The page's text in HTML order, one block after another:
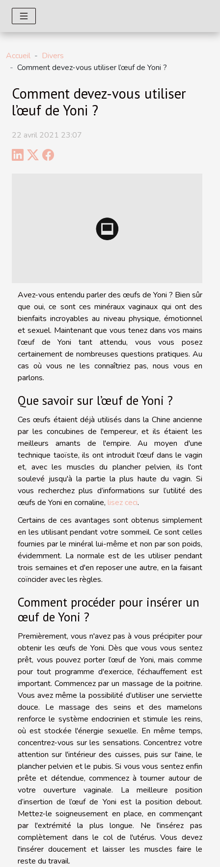
Accueil
Divers
Comment devez-vous utiliser l’œuf de Yoni ?
Comment devez-vous utiliser
l’œuf de Yoni ?
22 avril 2021 23:07
Avez-vous entendu parler des œufs de Yoni ? Bien sûr
que oui, ce sont ces minéraux vaginaux qui ont des
bienfaits incroyables au niveau physique, émotionnel
et sexuel. Maintenant que vous tenez dans vos mains
l'œuf de Yoni tant attendu, vous vous posez
certainement de nombreuses questions pratiques. Au
cas où vous ne les connaîtriez pas, nous vous en
parlons.
Que savoir sur l’œuf de Yoni ?
Ces œufs étaient déjà utilisés dans la Chine ancienne
par les concubines de l'empereur, et ils étaient les
meilleurs amants de l'empire. Au moyen d'une
technique taoïste, ils ont introduit l'œuf dans le vagin
et, avec les muscles du plancher pelvien, ils l'ont
soulevé jusqu'à la partie la plus haute du vagin. Si
vous recherchez plus d’informations sur l’utilité des
œufs de Yoni en cornaline, lisez ceci.
Certains de ces avantages sont obtenus simplement
en les utilisant pendant votre sommeil. Ce sont celles
fournies par le minéral lui-même et non par son poids,
évidemment. La normale est de les utiliser pendant
trois semaines et d'en reposer une autre, en la faisant
coïncider avec les règles.
Comment procéder pour insérer un
œuf de Yoni ?
Premièrement, vous n'avez pas à vous précipiter pour
obtenir les œufs de Yoni. Dès que vous vous sentez
prêt, vous pouvez porter l’œuf de Yoni, mais comme
pour tout programme d'exercice, l'échauffement est
important. Commencez par un massage de la poitrine.
Vous avez même la possibilité d’utiliser une serviette
douce. Le massage des seins et des mamelons
renforce le système endocrinien et stimule les reins,
où est stockée l'énergie sexuelle. En même temps,
concentrez-vous sur les sensations. Concentrez votre
attention sur l'intérieur des cuisses, puis sur l'aine, le
plancher pelvien et le pubis. Si vous vous sentez enfin
prête et détendue, commencez à tourner autour de
votre ouverture vaginale. La meilleure position
d’insertion de l’œuf de Yoni est la position debout.
Mettez-le soigneusement en place, en commençant
par l'extrémité la plus longue. Ne l'insérez pas
complètement dans le col de l'utérus. Vous devez
l'insérer doucement et laisser les muscles faire le
reste du travail.